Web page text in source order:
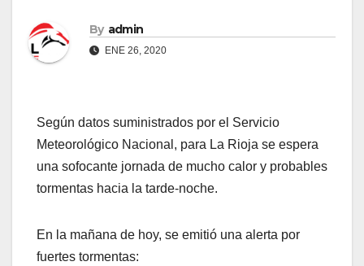
By admin
ENE 26, 2020
Según datos suministrados por el Servicio
Meteorológico Nacional, para La Rioja se espera
una sofocante jornada de mucho calor y probables
tormentas hacia la tarde-noche.
En la mañana de hoy, se emitió una alerta por
fuertes tormentas: